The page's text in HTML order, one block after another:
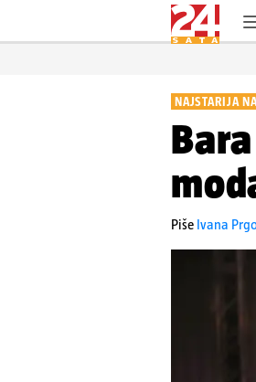
NAJSTARIJA
Piše Ivana